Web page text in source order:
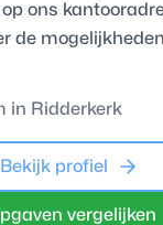
ons
de
in Ridderkerk
Bekijk profiel
vergelijken